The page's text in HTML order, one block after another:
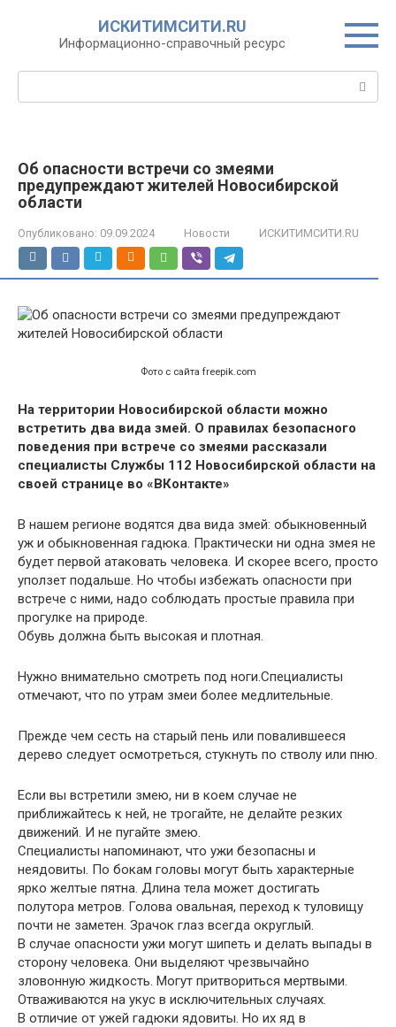
ИСКИТИМСИТИ.RU
Информационно-справочный ресурс
Об опасности встречи со змеями
предупреждают жителей Новосибирской
области
Опубликовано: 09.09.2024 Новости ИСКИТИМСИТИ.RU
Фото с сайта freepik.com
На территории Новосибирской области можно
встретить два вида змей. О правилах безопасного
поведения при встрече со змеями рассказали
специалисты Службы 112 Новосибирской области на
своей странице во «ВКонтакте»
В нашем регионе водятся два вида змей: обыкновенный
уж и обыкновенная гадюка. Практически ни одна змея не
будет первой атаковать человека. И скорее всего, просто
уползет подальше. Но чтобы избежать опасности при
встрече с ними, надо соблюдать простые правила при
прогулке на природе.
Обувь должна быть высокая и плотная.
Нужно внимательно смотреть под ноги.Специалисты
отмечают, что по утрам змеи более медлительные.
Прежде чем сесть на старый пень или повалившееся
дерево следует осмотреться, стукнуть по стволу или пню.
Если вы встретили змею, ни в коем случае не
приближайтесь к ней, не трогайте, не делайте резких
движений. И не пугайте змею.
Специалисты напоминают, что ужи безопасны и
неядовиты. По бокам головы могут быть характерные
ярко желтые пятна. Длина тела может достигать
полутора метров. Голова овальная, переход к туловищу
почти не заметен. Зрачок глаз всегда округлый.
В случае опасности ужи могут шипеть и делать выпады в
сторону человека. Они выделяют чрезвычайно
зловонную жидкость. Могут притвориться мертвыми.
Отваживаются на укус в исключительных случаях.
В отличие от ужей гадюки ядовиты. Но их яд в